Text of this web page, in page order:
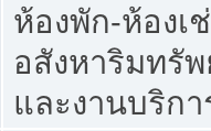
ห้องพัก-ห้องเ
อสังหาริมทรั
และงานบริกา